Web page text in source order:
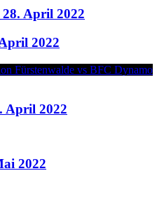
April 2022
2022
Fürstenwalde vs BFC Dynamo
April 2022
2022